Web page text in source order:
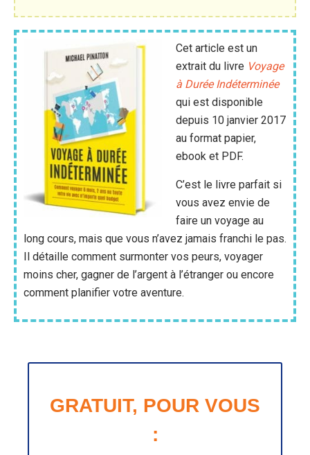
Cet article est un
extrait du livre Voyage
à Durée Indéterminée
qui est disponible
depuis 10 janvier 2017
au format papier,
ebook et PDF.
C’est le livre parfait si
vous avez envie de
faire un voyage au
long cours, mais que vous n’avez jamais franchi le pas.
Il détaille comment surmonter vos peurs, voyager
moins cher, gagner de l’argent à l’étranger ou encore
comment planifier votre aventure.